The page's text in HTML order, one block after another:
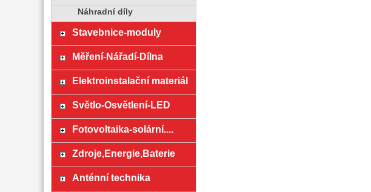
Náhradní díly
Stavebnice-moduly
Měření-Nářadí-Dílna
Elektroinstalační materiál
Světlo-Osvětlení-LED
Fotovoltaika-solární....
Zdroje,Energie,Baterie
Anténní technika